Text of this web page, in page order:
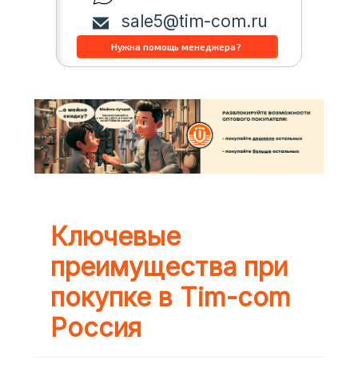
sale5@tim-com.ru
Ключевые
преимущества при
покупке в Tim-com
Россия